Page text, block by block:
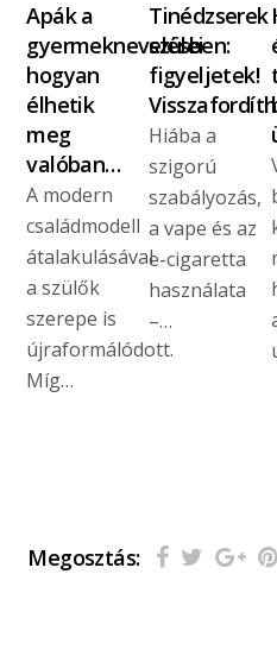
Apák a
gyermeknevelésben:
hogyan
élhetik
meg
valóban…
A modern
családmodell
átalakulásával
a szülők
szerepe is
újraformálódott.
Míg…
Tinédzserek
szülei
figyeljetek!
Hiába a
szigorú
szabályozás,
a vape és az
e-cigaretta
használata
–…
Megosztás: